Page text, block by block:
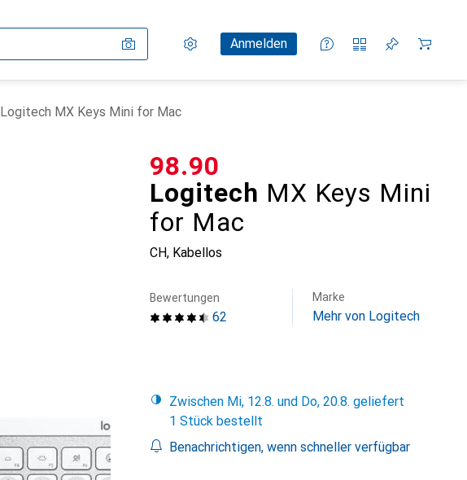
Einstellungen
KundenkontoAnmelden
Vergleichslisten
Merklisten
Warenkorb
Logitech MX Keys Mini for Mac
Logitech MX Keys Mini
for Mac
CH, Kabellos
CHF
98.90
62
Bewertungen Marke
Mehr von Logitech
Zwischen Mi, 12.8. und Do, 20.8. geliefert
1 Stück bestellt
Benachrichtigen, wenn schneller verfügbar